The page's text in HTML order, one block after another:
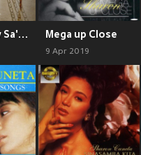
Maghihintay Sa'Yo Mega up Close
9 Apr 2019